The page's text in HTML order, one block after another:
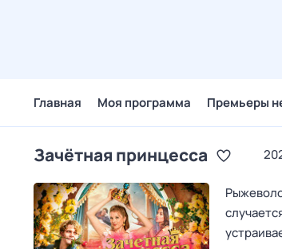
Главная Моя программа Премьеры
Зачётная принцесса